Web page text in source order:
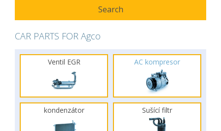
CAR PARTS FOR Agco
Ventil EGR AC kompresor
kondenzátor Sušící filtr